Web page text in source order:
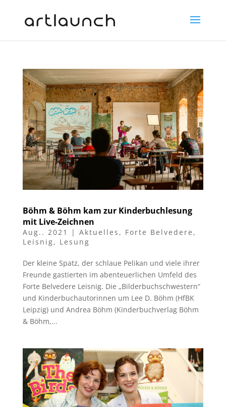
Böhm & Böhm kam zur Kinderbuchlesung
mit Live-Zeichnen
Aug.. 2021 | Aktuelles , Forte Belvedere ,
Leisnig, Lesung
Der kleine Spatz, der schlaue Pelikan und viele ihrer
Freunde gastierten im abenteuerlichen Umfeld des
Forte Belvedere Leisnig. Die „Bilderbuchschwestern“
und Kinderbuchautorinnen um Lee D. Böhm (HfBK
Leipzig) und Andrea Böhm (Kinderbuchverlag Böhm
& Böhm,...